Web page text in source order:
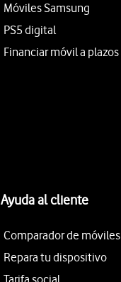
Móviles Samsung
PS5 digital
Financiar móvil a plazos
Ayuda al cliente
Comparador de móviles
Repara tu dispositivo
Tarifa social